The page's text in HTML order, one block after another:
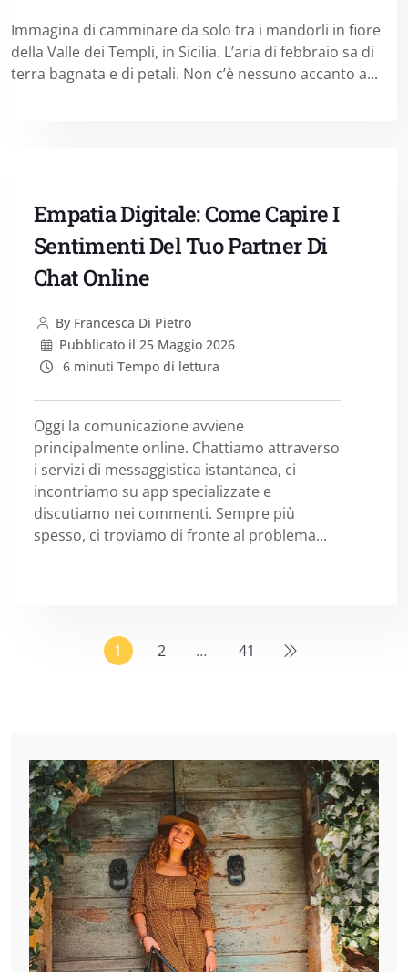
Immagina di camminare da solo tra i mandorli in fiore
della Valle dei Templi, in Sicilia. L’aria di febbraio sa di
terra bagnata e di petali. Non c’è nessuno accanto a...
Empatia Digitale: Come Capire I
Sentimenti Del Tuo Partner Di
Chat Online
ByFrancesca Di Pietro
Pubblicato il 25 Maggio 2026
6 minuti Tempo di lettura
Oggi la comunicazione avviene
principalmente online. Chattiamo attraverso
i servizi di messaggistica istantanea, ci
incontriamo su app specializzate e
discutiamo nei commenti. Sempre più
spesso, ci troviamo di fronte al problema...
1 2 … 41